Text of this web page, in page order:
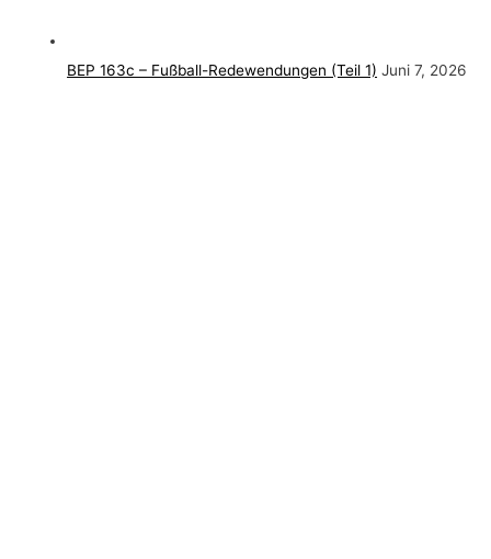
BEP 163c – Fußball-Redewendungen (Teil 1) Juni 7, 2026